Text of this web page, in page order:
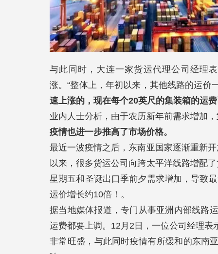
与此同时，大连一家货运代理公司经理
涨。“整体上，年初以来，其他线路的运价
速上涨的，现在每个20英尺的集装箱的运
业内人士分析，由于农历新年前需求增加，
疫情也进一步推高了市场价格。
最近一波疫情之后，东南亚国家逐渐重新
以来，很多货运公司向跨太平洋线路增配
星期五和圣诞出口季前夕需求增加，导致
运价增长约10倍！。
据当地媒体报道，专门从事亚洲内部线路
运费都要上调。12月2日，一位公司经理
非常旺盛，与此同时疫情有所缓和的东南